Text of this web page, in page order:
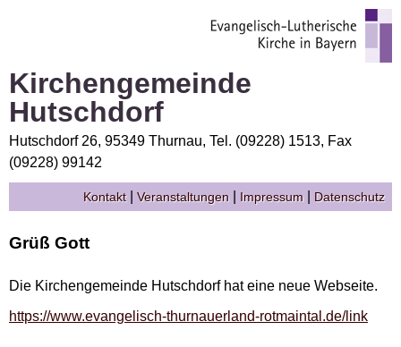
Kirchengemeinde
Hutschdorf
Hutschdorf 26, 95349 Thurnau, Tel. (09228) 1513, Fax
(09228) 99142
Kontakt| Veranstaltungen Impressum Datenschutz
Grüß Gott
Die Kirchengemeinde Hutschdorf hat eine neue Webseite.
https://www.evangelisch-thurnauerland-rotmaintal.de/link